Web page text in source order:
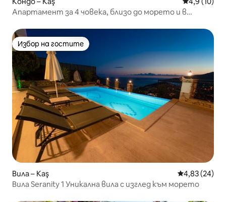
Апартамент за 4 човека, близо до морето и в
Избор на гостите
Избор на гостите
Вила – Kaş Средна
4,83 (24)
Вила Seranity 1 Уникална вила с изглед към морето